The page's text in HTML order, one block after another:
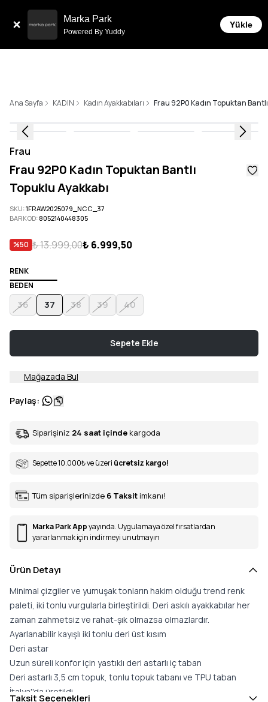
Marka Park
Powered By Yuddy
Yükle
Ana Sayfa KADIN Kadın Ayakkabıları Frau 92P0 Kadın Topuktan
Frau
Frau 92P0 Kadın Topuktan Bantlı
Topuklu Ayakkabı
SKU:1FRAW2025079_NCC_37
BARKOD: 8052140448305
%50 ₺ 13.999,00₺ 6.999,50
RENK
BEDEN
36 37 38 39 40
Sepete Ekle
Mağazada Bul
Paylaş:
Siparişiniz 24 saat içinde kargoda
Sepette 10.000₺ve üzeri ücretsiz kargo!
Tüm siparişlerinizde 6 Taksit imkanı!
Marka Park Appyayında. Uygulamaya özel fırsatlardan
yararlanmak için indirmeyi unutmayın
Ürün Detayı
Minimal çizgiler ve yumuşak tonların hakim olduğu trend renk
paleti, iki tonlu vurgularla birleştirildi. Deri askılı ayakkabılar her
zaman zahmetsiz ve rahat-şık olmazsa olmazlardır.
Ayarlanabilir kayışlı iki tonlu deri üst kısım
Deri astar
Uzun süreli konfor için yastıklı deri astarlı iç taban
Deri astarlı 3,5 cm topuk, tonlu topuk tabanı ve TPU taban
İtalya''da üretildi
Taksit Seçenekleri